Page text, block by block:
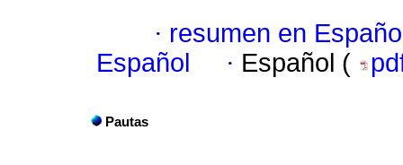
· resumen en
Español
· Español (
Pautas